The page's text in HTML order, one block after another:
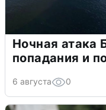
Ночная атака
попадания и
6 августа 0